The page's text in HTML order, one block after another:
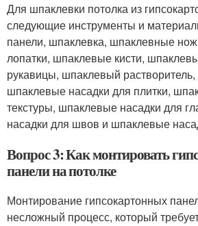
Для шпаклевки потолка из
следующие инструменты и
панели, шпаклевка, шпаклевные
лопатки, шпаклевые кисти,
рукавицы, шпаклевый
шпаклевые насадки для плитки,
текстуры, шпаклевые насадки для
насадки для швов и шпаклевые
Вопрос 3: Как монтировать
панели на потолке
Монтирование гипсокартонных
несложный процесс, который